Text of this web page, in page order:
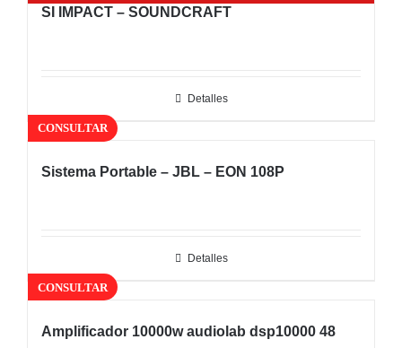
SI IMPACT – SOUNDCRAFT
Detalles
CONSULTAR
Sistema Portable – JBL – EON 108P
Detalles
CONSULTAR
Amplificador 10000w audiolab dsp10000 48